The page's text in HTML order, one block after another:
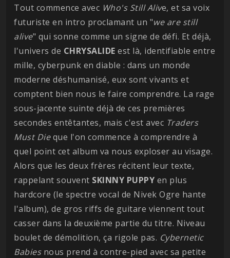
Tout commence avec Who's Still Alive, et sa voix
futuriste en intro proclamant un "we are still
alive" qui sonne comme un signe de défi. Et déjà,
l'univers de CHRYSALIDE est là, identifiable entre
mille, cyberpunk en diable : dans un monde
moderne déshumanisé, eux sont vivants et
comptent bien nous le faire comprendre. La rage
sous-jacente suinte déjà de ces premières
secondes entêtantes, mais c'est avec Traders
Must Dieque l'on commence à comprendre à
quel point cet album va nous exploser au visage.
Alors que les deux frères récitent leur texte,
rappelant souvent SKINNY PUPPY en plus
hardcore (le spectre vocal de Nivek Ogre hante
l'album), de gros riffs de guitare viennent tout
casser dans la deuxième partie du titre. Niveau
boulet de démolition, ça rigole pas. Cybernetic
Babiesnous prend à contre-pied avec sa petite